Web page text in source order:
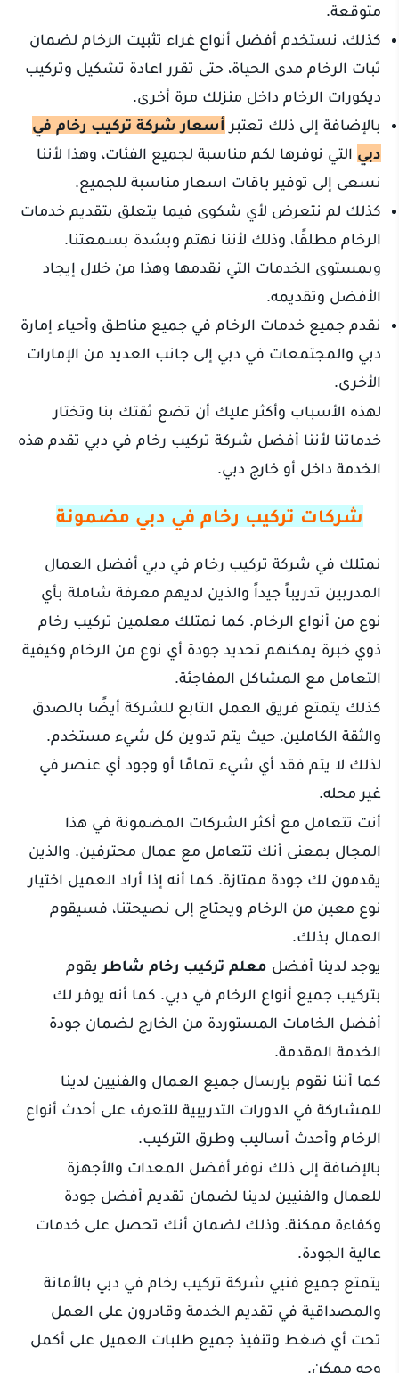
متوقعة.
كذلك، نستخدم أفضل أنواع غراء تثبيت الرخام لضمان
ثبات الرخام مدى الحياة، حتى تقرر اعادة تشكيل وتركيب
ديكورات الرخام داخل منزلك مرة أخرى.
بالإضافة إلى ذلك تعتبر أسعار شركة تركيب رخام في
دبي التي نوفرها لكم مناسبة لجميع الفئات، وهذا لأننا
نسعى إلى توفير باقات اسعار مناسبة للجميع.
كذلك لم نتعرض لأي شكوى فيما يتعلق بتقديم خدمات
الرخام مطلقًا، وذلك لأننا نهتم وبشدة بسمعتنا.
وبمستوى الخدمات التي نقدمها وهذا من خلال إيجاد
الأفضل وتقديمه.
نقدم جميع خدمات الرخام في جميع مناطق وأحياء إمارة
دبي والمجتمعات في دبي إلى جانب العديد من الإمارات
الأخرى.
لهذه الأسباب وأكثر عليك أن تضع ثقتك بنا وتختار
خدماتنا لأننا أفضل شركة تركيب رخام في دبي تقدم هذه
الخدمة داخل أو خارج دبي.
شركات تركيب رخام في دبي مضمونة
نمتلك في شركة تركيب رخام في دبي أفضل العمال
المدربين تدريباً جيداً والذين لديهم معرفة شاملة بأي
نوع من أنواع الرخام. كما نمتلك معلمين تركيب رخام
ذوي خبرة يمكنهم تحديد جودة أي نوع من الرخام وكيفية
التعامل مع المشاكل المفاجئة.
كذلك يتمتع فريق العمل التابع للشركة أيضًا بالصدق
والثقة الكاملين، حيث يتم تدوين كل شيء مستخدم.
لذلك لا يتم فقد أي شيء تمامًا أو وجود أي عنصر في
غير محله.
أنت تتعامل مع أكثر الشركات المضمونة في هذا
المجال بمعنى أنك تتعامل مع عمال محترفين. والذين
يقدمون لك جودة ممتازة. كما أنه إذا أراد العميل اختيار
نوع معين من الرخام ويحتاج إلى نصيحتنا، فسيقوم
العمال بذلك.
يوجد لدينا أفضل معلم تركيب رخام شاطر يقوم
بتركيب جميع أنواع الرخام في دبي. كما أنه يوفر لك
أفضل الخامات المستوردة من الخارج لضمان جودة
الخدمة المقدمة.
كما أننا نقوم بإرسال جميع العمال والفنيين لدينا
للمشاركة في الدورات التدريبية للتعرف على أحدث أنواع
الرخام وأحدث أساليب وطرق التركيب.
بالإضافة إلى ذلك نوفر أفضل المعدات والأجهزة
للعمال والفنيين لدينا لضمان تقديم أفضل جودة
وكفاءة ممكنة. وذلك لضمان أنك تحصل على خدمات
عالية الجودة.
يتمتع جميع فنيي شركة تركيب رخام في دبي بالأمانة
والمصداقية في تقديم الخدمة وقادرون على العمل
تحت أي ضغط وتنفيذ جميع طلبات العميل على أكمل
وجه ممكن.